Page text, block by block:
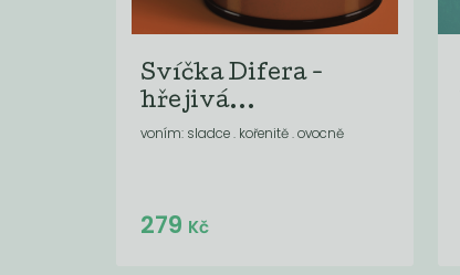
Svíčka Difera -
hřejivá...
voním: sladce . kořenitě . ovocně
Do košíku:
279 Kč